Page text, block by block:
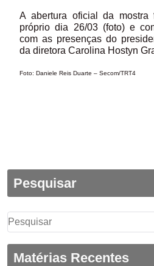
A abertura oficial da mostra
próprio dia 26/03 (foto) e
com as presenças do
da diretora Carolina Hostyn
Foto: Daniele Reis Duarte – Secom/TRT4
Pesquisar
Pesquisar
por:
Matérias Recentes